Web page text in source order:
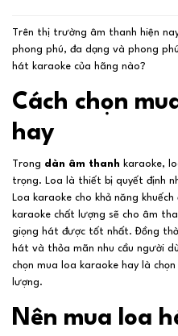
Trên thị trường âm thanh hiện
phong phú, đa dạng và phong
hát karaoke của hãng nào?
Cách chọn
hay
Trong dàn âm thanh karaoke,
trọng. Loa là thiết bị quyết định
Loa karaoke cho khả năng
karaoke chất lượng sẽ cho âm
giọng hát được tốt nhất. Đồng
hát và thỏa mãn nhu cầu người
chọn mua loa karaoke hay là
lượng.
Nên mua loa